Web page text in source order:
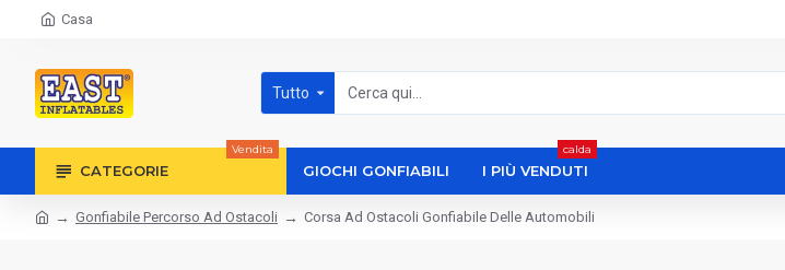
Casa
Tutto
CATEGORIE
Vendita
GIOCHI GONFIABILI I PIÙ VENDUTI
calda
Gonfiabile Percorso Ad Ostacoli Corsa Ad Ostacoli Gonfiabile Delle Automobili